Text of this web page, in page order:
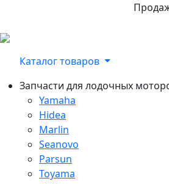
Каталог товаров
Запчасти для лодочных
Yamaha
Hidea
Marlin
Seanovo
Parsun
Toyama